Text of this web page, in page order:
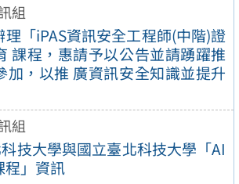
組
「iPAS資訊安全工程師(中階)證
課程，惠請予以公告並請踴躍推
加，以推 廣資訊安全知識並提升
組
技大學與國立臺北科技大學「AI
程」資訊